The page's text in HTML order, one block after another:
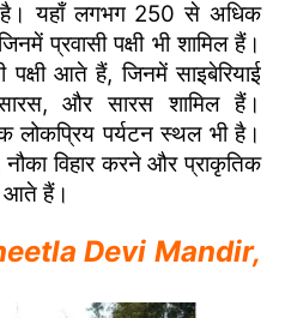
है। यहाँ लगभग 250 से अधिक
प्रवासी पक्षी भी शामिल हैं।
पक्षी आते हैं, जिनमें साइबेरियाई
और सारस शामिल हैं।
लोकप्रिय पर्यटन स्थल भी है।
नौका विहार करने और प्राकृतिक
आते हैं।
Devi Mandir,